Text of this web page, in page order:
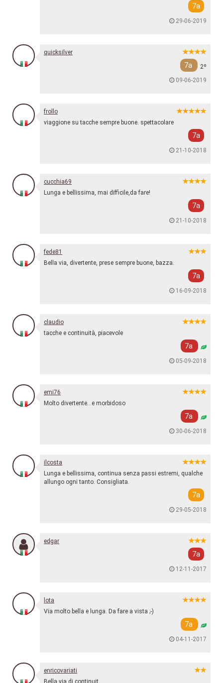
7a
29-06-2019
quicksilver
7a
2º
09-06-2019
frollo
viaggione su tacche sempre buone. spettacolare
7a
21-10-2018
cucchia69
Lunga e bellissima, mai difficile,da fare!
7a
21-10-2018
fede81
Bella via, divertente, prese sempre buone, bazza.
7a
16-09-2018
claudio
tacche e continuità, piacevole
7a
05-09-2018
emi76
Molto divertente...e morbidoso
7a
30-06-2018
ilcosta
Lunga e bellissima, continua senza passi estremi, qualche
allungo ogni tanto. Consigliata.
7a
29-05-2018
edgar
7a
12-11-2017
lota
Via molto bella e lunga. Da fare a vista ;-)
7a
04-11-2017
enricovariati
Bella via di continuit